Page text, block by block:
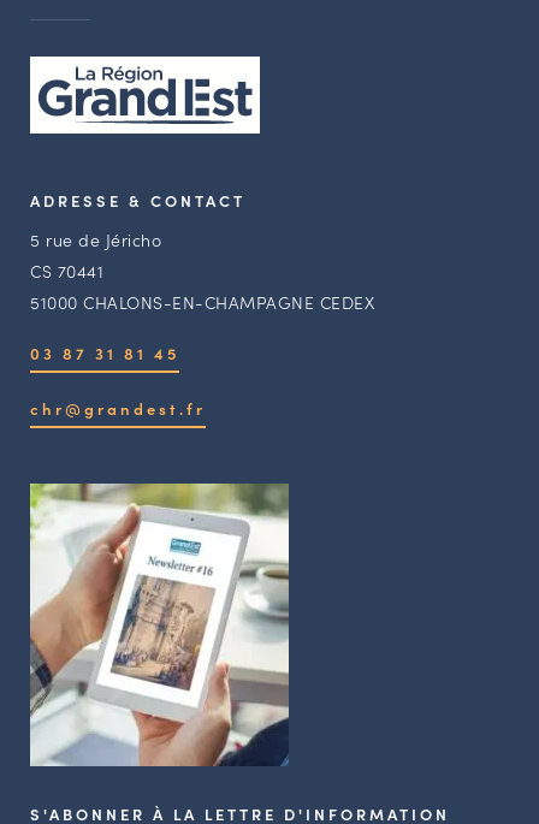
ADRESSE & CONTACT
5 rue de Jéricho
CS 70441
51000 CHALONS-EN-CHAMPAGNE CEDEX
03 87 31 81 45
chr@grandest.fr
S'ABONNER À LA LETTRE D'INFORMATION